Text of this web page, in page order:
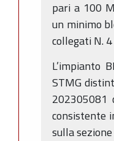
pari a 100
un minimo
collegati N.
L’impianto
STMG
202305081
consistente
sulla